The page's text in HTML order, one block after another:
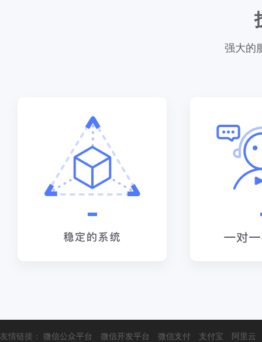
强大的
友情链接： 微信公众平台 微信开发平台 微信支付 支付宝 阿里云